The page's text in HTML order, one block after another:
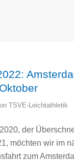
TSVE-Leichtathletik
der
möchten wir im
zum